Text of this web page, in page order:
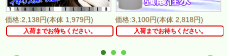
価格:2,138円(本体 1,979円)
入荷までお待ちください。
価格:3,100円(本体 2,818円)
入荷までお待ちください。